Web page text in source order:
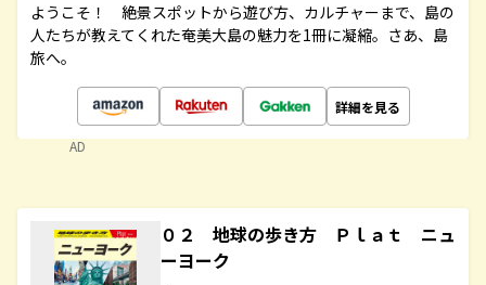
ようこそ！ 絶景スポットから遊び方、カルチャーまで、島の
人たちが教えてくれた奄美大島の魅力を1冊に凝縮。さあ、島
旅へ。
詳細を見る
AD
０２ 地球の歩き方 Ｐｌａｔ ニュ
ーヨーク